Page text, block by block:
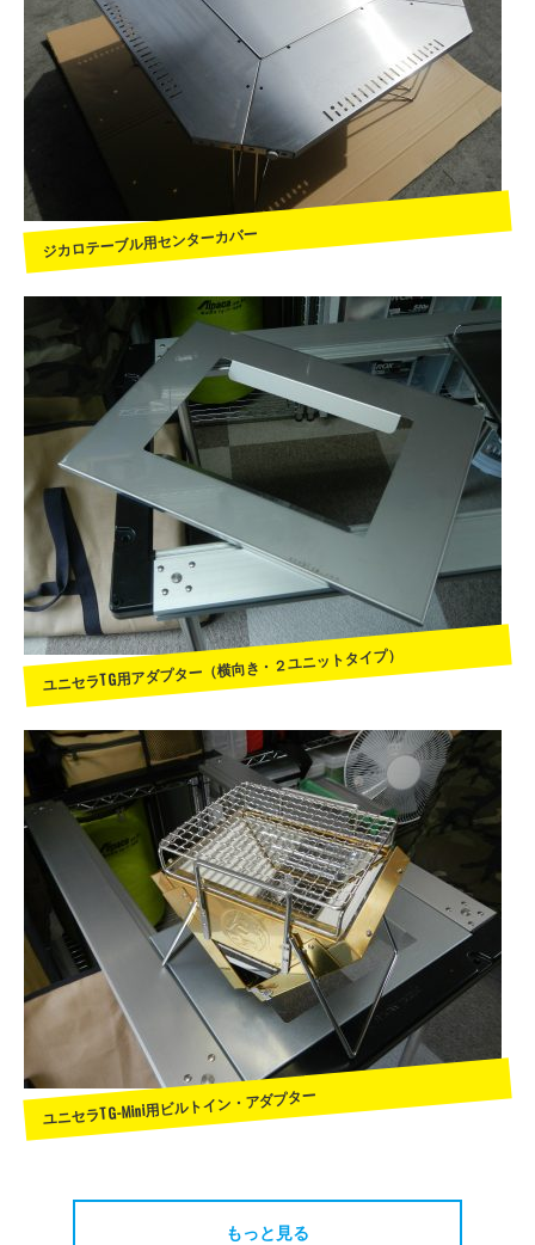
ジカロテーブル用センターカバー
ユニセラTG用アダプター（横向き・２ユニットタイプ）
ユニセラTG-Mini用ビルトイン・アダプター
もっと見る